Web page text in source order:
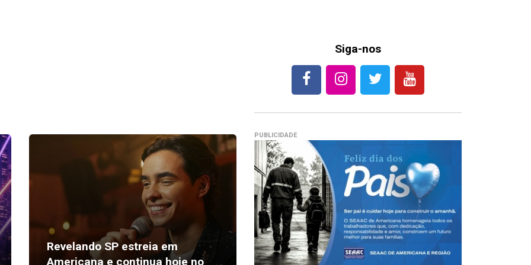
Revelando SP estreia em
Americana e continua hoje no
Siga-nos
PUBLICIDADE